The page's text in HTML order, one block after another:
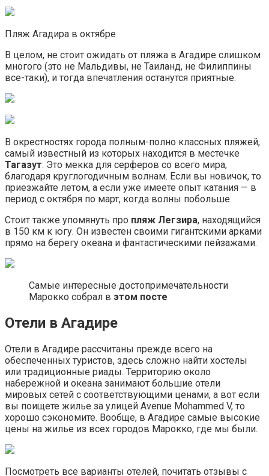
Пляж Агадира в октябре
В целом, не стоит ожидать от пляжа в Агадире слишком
многого (это не Мальдивы, не Таиланд, не Филиппины
все-таки), и тогда впечатления останутся приятные.
В окрестностях города полным-полно классных пляжей,
самый известный из которых находится в местечке
Тагазут. Это мекка для серферов со всего мира,
благодаря круглогодичным волнам. Если вы новичок, то
приезжайте летом, а если уже имеете опыт катания — в
период с октября по март, когда волны побольше.
Стоит также упомянуть про пляж Легзира, находящийся
в 150 км к югу. Он известен своими гигантскими арками
прямо на берегу океана и фантастическими пейзажами.
Самые интересные достопримечательности
Марокко собрал в этом посте
Отели в Агадире
Отели в Агадире рассчитаны прежде всего на
обеспеченных туристов, здесь сложно найти хостелы
или традиционные риады. Территорию около
набережной и океана занимают большие отели
мировых сетей с соответствующими ценами, а вот если
вы поищете жилье за улицей Avenue Mohammed V, то
хорошо сэкономите. Вообще, в Агадире самые высокие
цены на жилье из всех городов Марокко, где мы были.
Посмотреть все варианты отелей, почитать отзывы с